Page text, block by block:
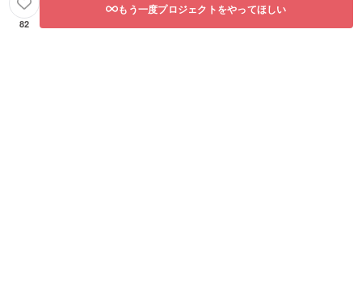
82
もう一度プロジェクトをやってほしい